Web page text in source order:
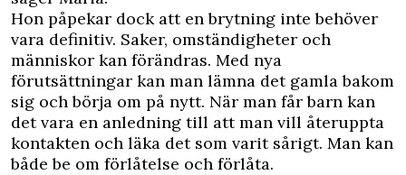
Hon påpekar dock att en brytning inte behöver
vara definitiv. Saker, omständigheter och
människor kan förändras. Med nya
förutsättningar kan man lämna det gamla bakom
sig och börja om på nytt. När man får barn kan
det vara en anledning till att man vill återuppta
kontakten och läka det som varit sårigt. Man kan
både be om förlåtelse och förlåta.